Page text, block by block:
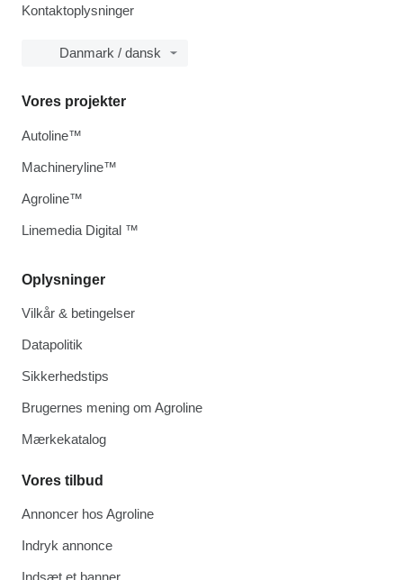
Kontaktoplysninger
Danmark / dansk
Oplysninger
Vilkår & betingelser
Datapolitik
Sikkerhedstips
Brugernes mening om Agroline
Mærkekatalog
Vores tilbud
Annoncer hos Agroline
Indryk annonce
Indsæt et banner
Vores projekter
Autoline™
Machineryline™
Agroline™
Linemedia Digital ™